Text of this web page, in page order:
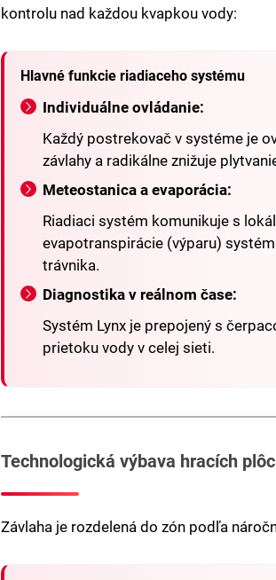
kontrolu nad každou kvapkou vody:
Hlavné funkcie riadiaceho systému
Individuálne ovládanie:
Každý postrekovač v systéme je
závlahy a radikálne znižuje
Meteostanica a evaporácia:
Riadiaci systém komunikuje s
evapotranspirácie (výparu)
trávnika.
Diagnostika v reálnom čase:
Systém Lynx je prepojený s
prietoku vody v celej sieti.
Technologická výbava hracích
Závlaha je rozdelená do zón podľa